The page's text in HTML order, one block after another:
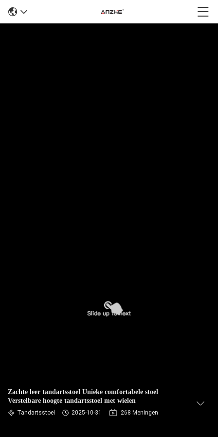
Zachte leer tandartsstoel Unieke comfortabele stoel
Verstelbare hoogte tandartsstoel met wielen
Tandartsstoel 2025-10-31 268 Meningen